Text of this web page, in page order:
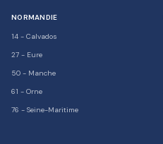
NORMANDIE
14 - Calvados
27 - Eure
50 - Manche
61 - Orne
76 - Seine-Maritime